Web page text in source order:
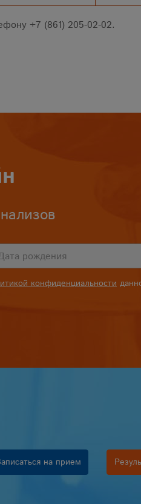
+7 (861) 205-02-02.
конфиденциальности
на прием